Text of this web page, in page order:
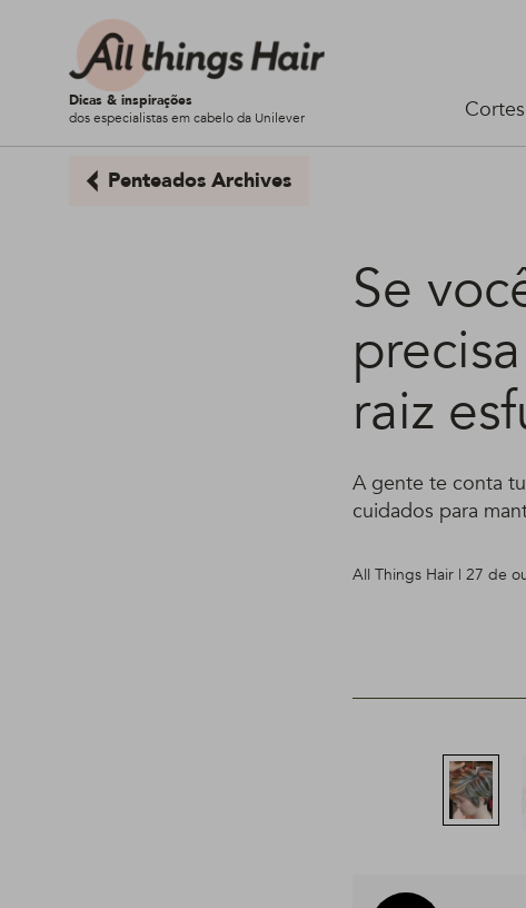
Dicas & inspirações
dos especialistas em cabelo da Unilever
Cortes
Penteados Archives
Se
raiz
A gente te conta
cuidados para
All Things Hair | 27 de